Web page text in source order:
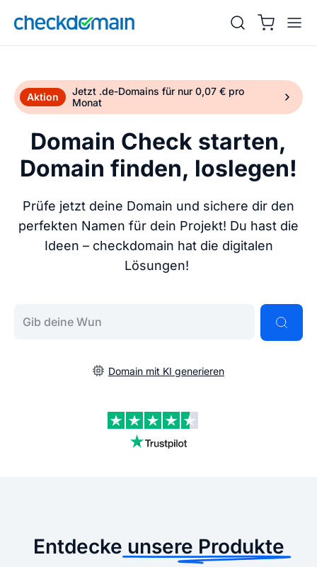
Aktion
Jetzt .de-Domains für nur 0,07 € pro
Monat
Domain Check starten,
Domain finden, loslegen!
Prüfe jetzt deine Domain und sichere dir den
perfekten Namen für dein Projekt! Du hast die
Ideen – checkdomain hat die digitalen
Lösungen!
Domain mit KI generieren
Entdecke unsere Produkte